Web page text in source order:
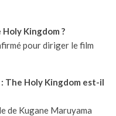
Kingdom ?
pour diriger le film
The Holy Kingdom est-il
de Kugane Maruyama